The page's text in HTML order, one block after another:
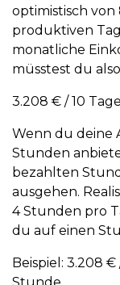
optimistisch
produktiven
monatliche
müsstest du
3.208 € / 10
Wenn du deine
Stunden
bezahlten
ausgehen.
4 Stunden pro
du auf einen
Beispiel: 3.208
Stunde.